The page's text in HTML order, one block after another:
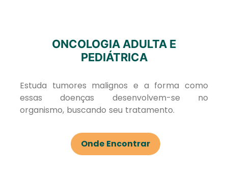
ONCOLOGIA ADULTA E
PEDIÁTRICA
Estuda tumores malignos e a forma como
essas doenças desenvolvem-se no
organismo, buscando seu tratamento.
Onde Encontrar